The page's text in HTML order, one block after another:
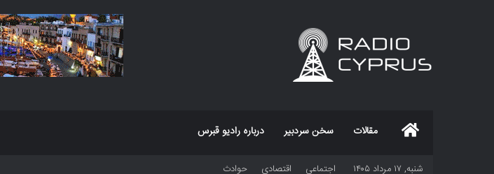
مقالات سخن سردبیر درباره رادیو قبرس
شنبه, ۱۷ مرداد ۱۴۰۵ اجتماعی اقتصادی حوادث